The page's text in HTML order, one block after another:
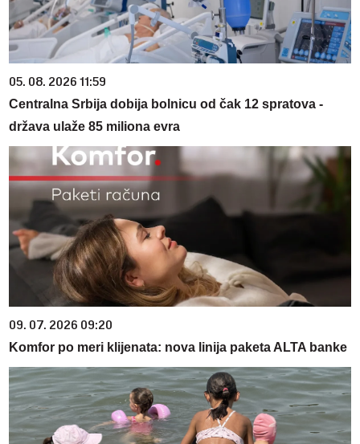
05. 08. 2026 11:59
Centralna Srbija dobija bolnicu od čak 12 spratova -
država ulaže 85 miliona evra
09. 07. 2026 09:20
Komfor po meri klijenata: nova linija paketa ALTA banke